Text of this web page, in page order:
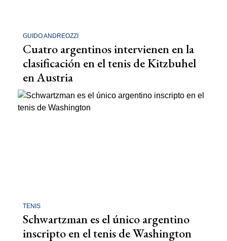
GUIDO ANDREOZZI
Cuatro argentinos intervienen en la
clasificación en el tenis de Kitzbuhel
en Austria
TENIS
Schwartzman es el único argentino
inscripto en el tenis de Washington